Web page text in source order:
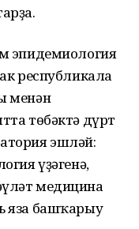
эпидемиология
республикала
менән
төбәктә дүрт
эшләй:
үҙәгенә,
медицина
яза башҡарыу